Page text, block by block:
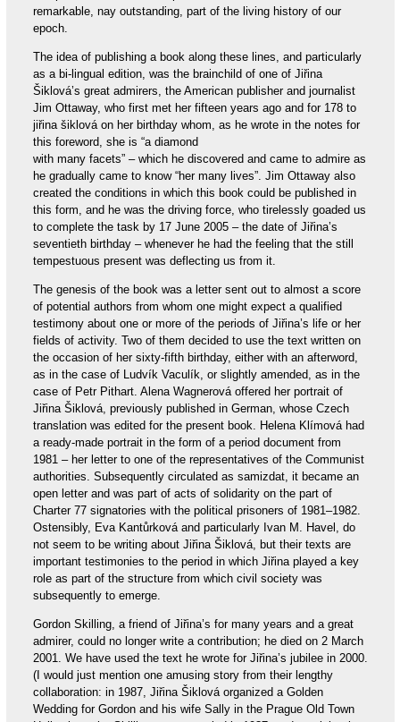
remarkable, nay outstanding, part of the living history of our
epoch.
The idea of publishing a book along these lines, and particularly
as a bi-lingual edition, was the brainchild of one of Jiřina
Šiklová’s great admirers, the American publisher and journalist
Jim Ottaway, who first met her fifteen years ago and for 178 to
jiřina šiklová on her birthday whom, as he wrote in the notes for
this foreword, she is “a diamond
with many facets” – which he discovered and came to admire as
he gradually came to know “her many lives”. Jim Ottaway also
created the conditions in which this book could be published in
this form, and he was the driving force, who tirelessly goaded us
to complete the task by 17 June 2005 – the date of Jiřina’s
seventieth birthday – whenever he had the feeling that the still
tempestuous present was deflecting us from it.
The genesis of the book was a letter sent out to almost a score
of potential authors from whom one might expect a qualified
testimony about one or more of the periods of Jiřina’s life or her
fields of activity. Two of them decided to use the text written on
the occasion of her sixty-fifth birthday, either with an afterword,
as in the case of Ludvík Vaculík, or slightly amended, as in the
case of Petr Pithart. Alena Wagnerová offered her portrait of
Jiřina Šiklová, previously published in German, whose Czech
translation was edited for the present book. Helena Klímová had
a ready-made portrait in the form of a period document from
1981 – her letter to one of the representatives of the Communist
authorities. Subsequently circulated as samizdat, it became an
open letter and was part of acts of solidarity on the part of
Charter 77 signatories with the political prisoners of 1981–1982.
Ostensibly, Eva Kantůrková and particularly Ivan M. Havel, do
not seem to be writing about Jiřina Šiklová, but their texts are
important testimonies to the period in which Jiřina played a key
role as part of the structure from which civil society was
subsequently to emerge.
Gordon Skilling, a friend of Jiřina’s for many years and a great
admirer, could no longer write a contribution; he died on 2 March
2001. We have used the text he wrote for Jiřina’s jubilee in 2000.
(I would just mention one amusing story from their lengthy
collaboration: in 1987, Jiřina Šiklová organized a Golden
Wedding for Gordon and his wife Sally in the Prague Old Town